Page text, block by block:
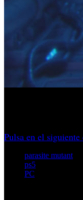
Pulsa en el
parasite mutant
ps5
PC